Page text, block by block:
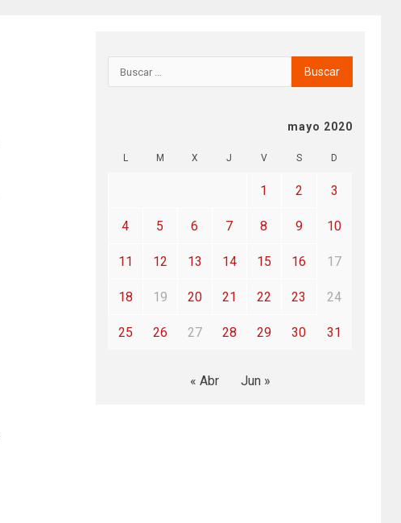
mayo 2020
L M X J V S D
1 2 3
4 5 6 7 8 9 10
11 12 13 14 15 16 17
18 19 20 21 22 23 24
25 26 27 28 29 30 31
« Abr Jun »